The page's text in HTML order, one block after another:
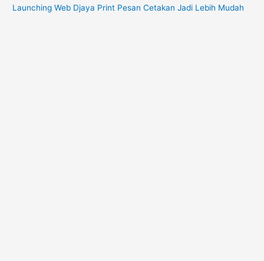
Launching Web Djaya Print Pesan Cetakan Jadi Lebih Mudah